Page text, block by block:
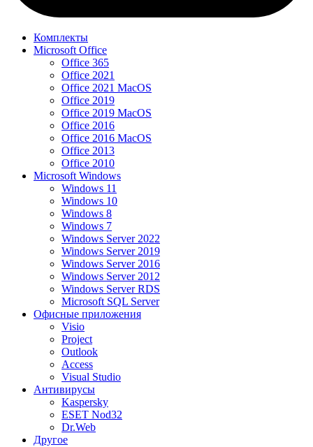
Комплекты
Microsoft Office
Office 365
Office 2021
Office 2021 MacOS
Office 2019
Office 2019 MacOS
Office 2016
Office 2016 MacOS
Office 2013
Office 2010
Microsoft Windows
Windows 11
Windows 10
Windows 8
Windows 7
Windows Server 2022
Windows Server 2019
Windows Server 2016
Windows Server 2012
Windows Server RDS
Microsoft SQL Server
Офисные приложения
Visio
Project
Outlook
Access
Visual Studio
Антивирусы
Kaspersky
ESET Nod32
Dr.Web
Другое